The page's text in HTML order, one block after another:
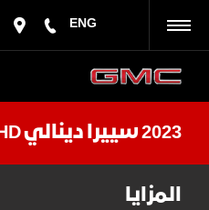
ENG
2023 سييرا دينالي HD - التكنولوجيا
المزايا